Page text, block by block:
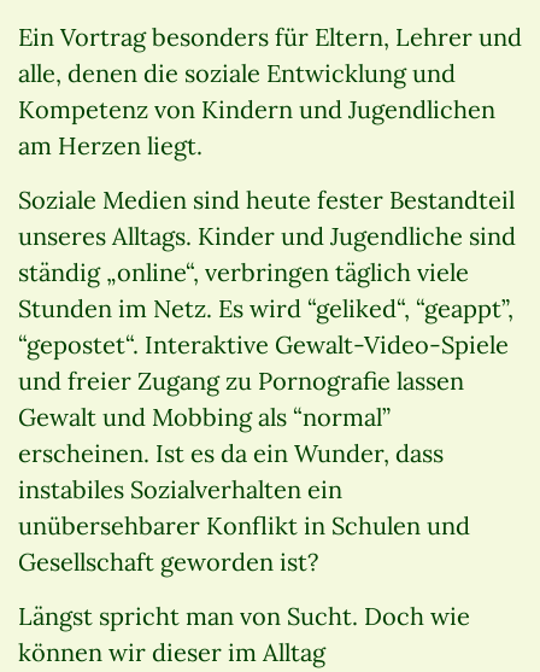
Ein Vortrag besonders für Eltern, Lehrer und
alle, denen die soziale Entwicklung und
Kompetenz von Kindern und Jugendlichen
am Herzen liegt.
Soziale Medien sind heute fester Bestandteil
unseres Alltags. Kinder und Jugendliche sind
ständig „online“, verbringen täglich viele
Stunden im Netz. Es wird “geliked“, “geappt”,
“gepostet“. Interaktive Gewalt-Video-Spiele
und freier Zugang zu Pornografie lassen
Gewalt und Mobbing als “normal”
erscheinen. Ist es da ein Wunder, dass
instabiles Sozialverhalten ein
unübersehbarer Konflikt in Schulen und
Gesellschaft geworden ist?
Längst spricht man von Sucht. Doch wie
können wir dieser im Alltag